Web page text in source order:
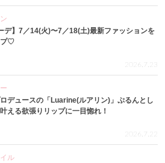
デ】7／14(火)〜7／18(土)最新ファッションを
プ♡
2026.7.23
デュースの「Luarine(ルアリン)」ぷるんとし
える欲張りリップに一目惚れ！
2026.7.22
ル